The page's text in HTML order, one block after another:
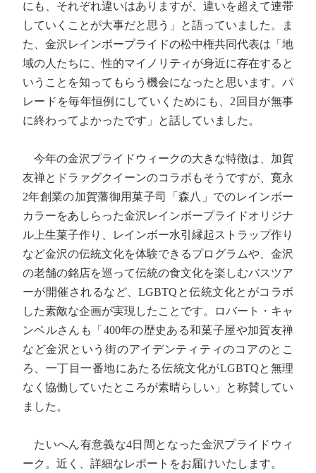
にも、それぞれ違いはありますが、違いを超えて連帯
していくことが大事だと思う」と語っていました。ま
た、金沢レインボープライドの松中権共同代表は「地
域の人たちに、性的マイノリティが身近に存在すると
いうことを知ってもらう機会になったと思います。パ
レードを毎年恒例にしていくためにも、2回目が無事
に終わってよかったです」と話していました。
今年の金沢プライドウィークの大きな特徴は、加賀
友禅とドラァグクイーンのコラボもそうですが、寛永
2年創業の加賀藩御用菓子司「森八」でのレインボー
カラーをあしらった金沢レインボープライドオリジナ
ル上生菓子作り、レインボー水引縁起ストラップ作り
など金沢の伝統文化を体験できるプログラムや、金沢
の老舗の銘店を巡って伝統の食文化を楽しむバスツア
ーが開催されるなど、LGBTQと伝統文化とがコラボ
した素敵な企画が実現したことです。ロバート・キャ
ンベルさんも「400年の歴史ある和菓子屋や加賀友禅
など金沢という街のアイデンティティのコアのとこ
ろ、一丁目一番地にあたる伝統文化がLGBTQと無理
なく協働していたところが素晴らしい」と称賛してい
ました。
たいへん有意義な4日間となった金沢プライドウィ
ーク。近く、詳細なレポートをお届けいたします。